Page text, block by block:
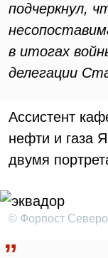
подчеркнул,
в итогах
делегации
Ассистент
нефти и газа
двумя
© Форпост